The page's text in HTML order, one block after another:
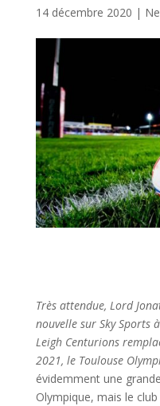
14 décembre 2020 |
Très attendue, Lord
nouvelle sur Sky Sports
Leigh Centurions
2021, le Toulouse
évidemment une
Olympique, mais le